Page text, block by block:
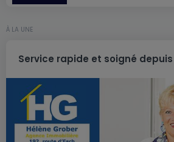
À LA UNE
Service rapide et soigné depuis